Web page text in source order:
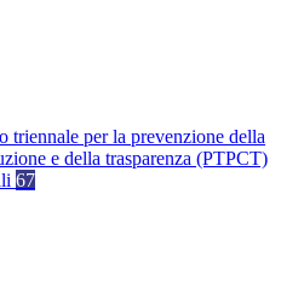
triennale per la prevenzione della
e della trasparenza (PTPCT)
67